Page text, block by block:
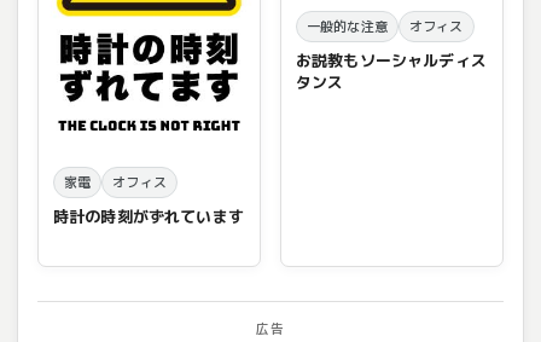
家電 オフィス
時計の時刻がずれています
一般的な注意 オフィス
お説教もソーシャルディス
タンス
広告